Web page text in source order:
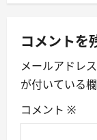
a
v
i
g
a
コメントを
メールアドレ
が付いている
コメント ※